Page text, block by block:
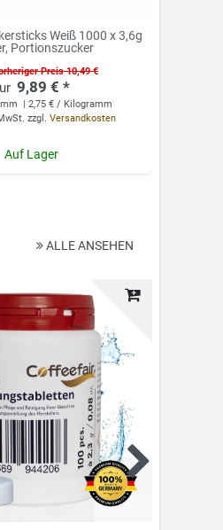
Weiß 1000 x 3,6g
Portionszucker
Preis 10,49 €
9,89 € *
| 2,75 € / Kilogramm
zzgl. Versandkosten
Auf Lager
ALLE ANSEHEN